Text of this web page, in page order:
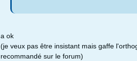
a ok
(je veux pas être insistant mais gaffe
recommandé sur le forum)